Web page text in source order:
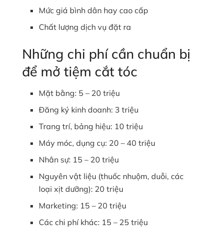
Mức giá bình dân hay cao cấp
Chất lượng dịch vụ đặt ra
Những chi phí cần chuẩn bị
để mở tiệm cắt tóc
Mặt bằng: 5 – 20 triệu
Đăng ký kinh doanh: 3 triệu
Trang trí, bảng hiệu: 10 triệu
Máy móc, dụng cụ: 20 – 40 triệu
Nhân sự: 15 – 20 triệu
Nguyên vật liệu (thuốc nhuộm, duỗi, các
loại xịt dưỡng): 20 triệu
Marketing: 15 – 20 triệu
Các chi phí khác: 15 – 25 triệu